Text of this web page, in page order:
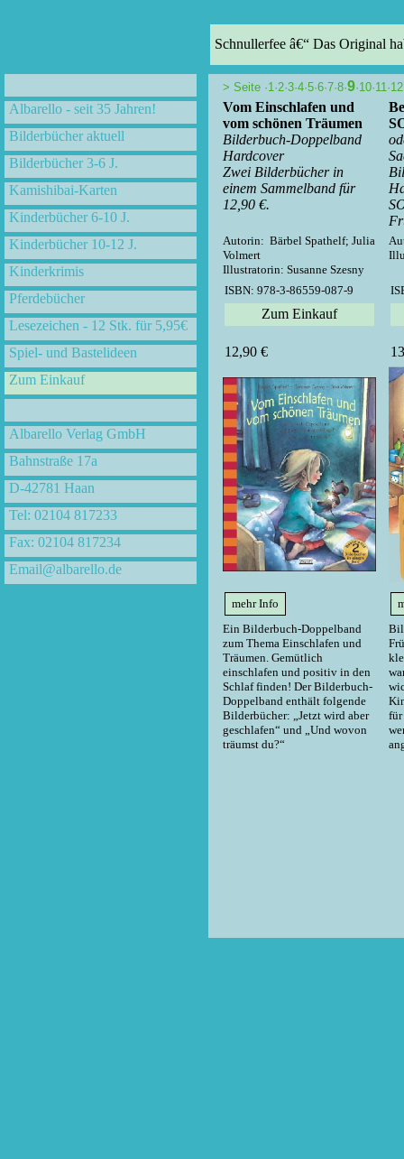
Schnullerfee â€“ Das Original
Albarello - seit 35 Jahren!
Bilderbücher aktuell
Bilderbücher 3-6 J.
Kamishibai-Karten
Kinderbücher 6-10 J.
Kinderbücher 10-12 J.
Kinderkrimis
Pferdebücher
Lesezeichen - 12 Stk. für 5,95€
Spiel- und Bastelideen
Zum Einkauf
Albarello Verlag GmbH
Bahnstraße 17a
D-42781 Haan
Tel: 02104 817233
Fax: 02104 817234
Email@albarello.de
> Seite ·1·2·3·4·5·6·7·8·9·10·11·12
Vom Einschlafen und
vom schönen Träumen
Bilderbuch-Doppelband
Hardcover
Zwei Bilderbücher in
einem Sammelband für
12,90 €.
Autorin: Bärbel Spathelf; Julia
Volmert
Illustratorin: Susanne Szesny
ISBN: 978-3-86559-087-9
Zum Einkauf
12,90 €
mehr Info
Ein Bilderbuch-Doppelband
zum Thema Einschlafen und
Träumen. Gemütlich
einschlafen und positiv in den
Schlaf finden! Der Bilderbuch-
Doppelband enthält folgende
Bilderbücher: „Jetzt wird aber
geschlafen“ und „Und wovon
träumst du?“
für